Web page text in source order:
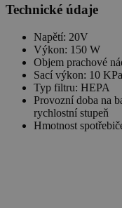
Technické údaje
Napětí: 20V
Výkon: 150 W
Objem prachové
Sací výkon: 10 KPa
Typ filtru: HEPA
Provozní doba na
rychlostní stupeň
Hmotnost